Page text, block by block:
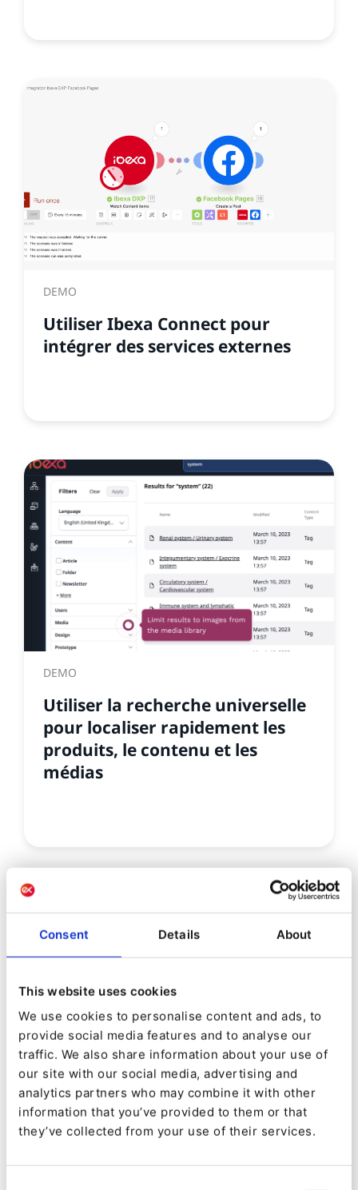
Consent Details About
This website uses cookies
We use cookies to personalise content and ads, to
provide social media features and to analyse our
traffic. We also share information about your use of
our site with our social media, advertising and
analytics partners who may combine it with other
information that you’ve provided to them or that
they’ve collected from your use of their services.
DEMO
Utiliser Ibexa Connect pour
intégrer des services externes
DEMO
Utiliser la recherche universelle
pour localiser rapidement les
produits, le contenu et les
médias
DEMO
Créer des audiences avec Ibexa